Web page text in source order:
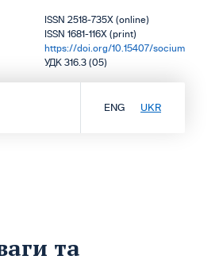
ISSN 2518-735X (online)
ISSN 1681-116X (print)
https://doi.org/10.15407/socium
УДК 316.3 (05)
ENG UKR
та